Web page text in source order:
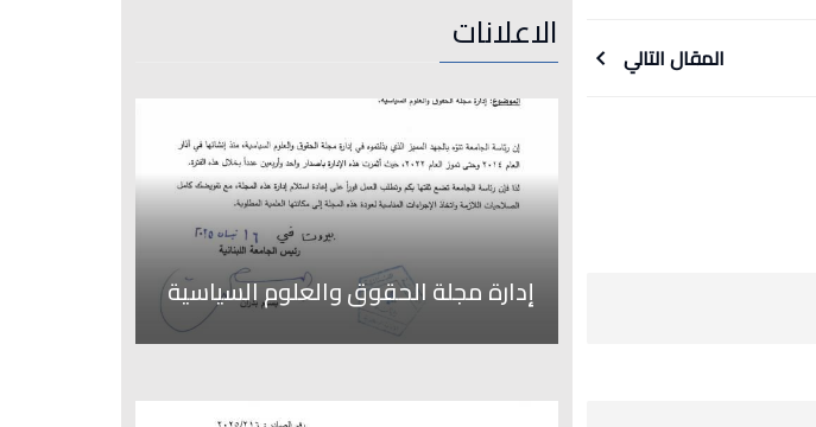
المقال التالي الاعلانات
إدارة مجلة الحقوق والعلوم السياسية